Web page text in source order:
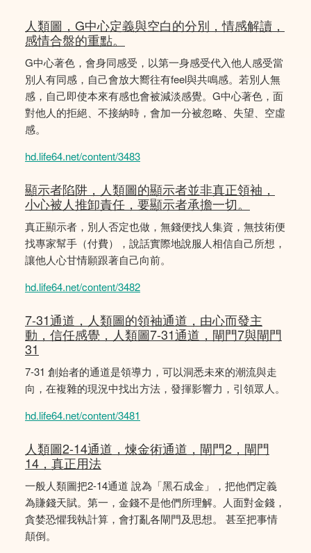
人類圖，G中心定義與空白的分別，情感解讀，
感情合盤的重點。
G中心著色，會身同感受，以第一身感受代入他人感受當
別人有同感，自己會放大嚮往有feel與共鳴感。若別人無
感，自己即使本來有感也會被減淡感覺。G中心著色，面
對他人的拒絕、不接納時，會加一分被忽略、失望、空虛
感。
hd.life64.net/content/3483
顯示者陷阱，人類圖的顯示者並非真正領袖，
小心被人推卸責任，要顯示者承擔一切。
真正顯示者，別人否定也做，無錢便找人集資，無技術便
找專家幫手（付費），說話實際地說服人相信自己所想，
讓他人心甘情願跟著自己向前。
hd.life64.net/content/3482
7-31通道，人類圖的領袖通道，由心而發主
動，信任感覺，人類圖7-31通道，閘門7與閘門
31
7-31 創始者的通道是領導力，可以洞悉未來的潮流與走
向，在複雜的現況中找出方法，發揮影響力，引領眾人。
hd.life64.net/content/3481
人類圖2-14通道，煉金術通道，閘門2，閘門
14，真正用法
一般人類圖把2-14通道 說為「黑石成金」，把他們定義
為賺錢天賦。第一，金錢不是他們所理解。人面對金錢，
貪婪恐懼我執計算，會打亂各閘門及思想。 甚至把事情
顛倒。